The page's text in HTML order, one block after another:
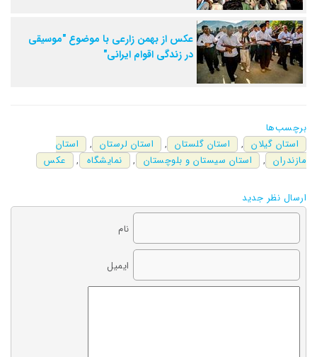
عکس از بهمن زارعی با موضوع "موسیقی
در زندگی اقوام ایرانی"
برچسب‌ها
استان گیلان , استان گلستان , استان لرستان ,
استان
مازندران , استان سیستان و بلوچستان , نمایشگاه , عکس
ارسال نظر جدید
نام
ایمیل